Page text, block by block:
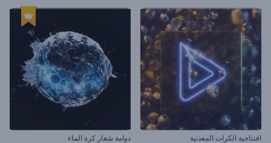
افتتاحية الكرات المعدنية دوامة شعار كرة الماء